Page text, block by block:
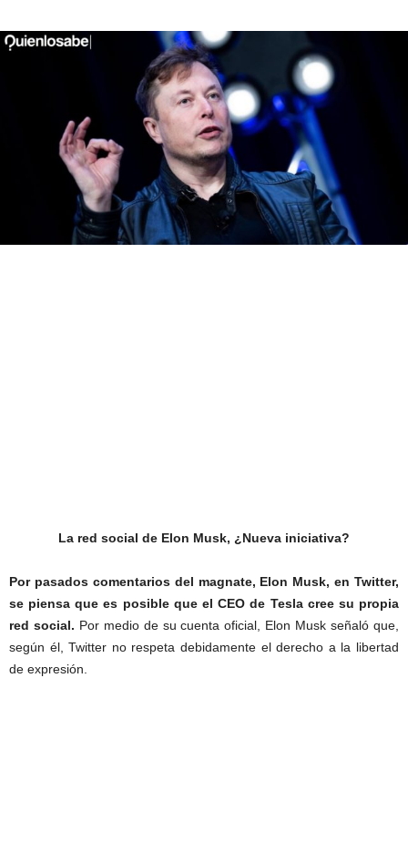
La red social de Elon Musk, ¿Nueva iniciativa?
Por pasados comentarios del magnate, Elon Musk, en Twitter,
se piensa que es posible que el CEO de Tesla cree su propia
red social. Por medio de su cuenta oficial, Elon Musk señaló que,
según él, Twitter no respeta debidamente el derecho a la libertad
de expresión.